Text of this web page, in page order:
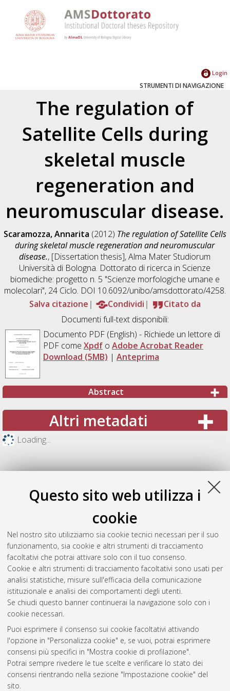
Questo sito web utilizza i
cookie
Nel nostro sito utilizziamo sia cookie tecnici necessari per il suo
funzionamento, sia cookie e altri strumenti di tracciamento
facoltativi che potrai attivare solo con il tuo consenso.
Cookie e altri strumenti di tracciamento facoltativi sono usati per
analisi statistiche, misure sull'efficacia della comunicazione
istituzionale e analisi dei comportamenti degli utenti.
Se chiudi questo banner continuerai la navigazione solo con i
cookie necessari.
Puoi esprimere il consenso sui cookie facoltativi attivando
l'opzione in "Personalizza cookie" e, se vuoi, potrai esprimere
consensi più specifici in "Mostra cookie di profilazione".
Potrai sempre rivedere le tue scelte e verificare lo stato dei
consensi rientrando nella sezione "Impostazione cookie" del
sito.
Login
STRUMENTI DI NAVIGAZIONE
The regulation of
Satellite Cells during
skeletal muscle
regeneration and
neuromuscular disease.
Scaramozza, Annarita (2012) The regulation of Satellite Cells
during skeletal muscle regeneration and neuromuscular
disease., [Dissertation thesis], Alma Mater Studiorum
Università di Bologna. Dottorato di ricerca in Scienze
biomediche: progetto n. 5 "Scienze morfologiche umane e
molecolari", 24 Ciclo. DOI 10.6092/unibo/amsdottorato/4258.
Salva citazione
Condividi
Citato da
Documenti full-text disponibili:
Documento PDF(English) - Richiede un lettore di
PDF come Xpdfo Adobe Acrobat Reader
Download (5MB) | Anteprima
Abstract
Altri metadati
Loading...
Gestione del documento:
Atom
Rss 1.0
Rss 2.0